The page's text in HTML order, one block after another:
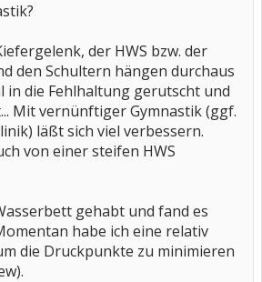
der HWS bzw. der
den Schultern hängen durchaus
in die Fehlhaltung gerutscht und
Mit vernünftiger Gymnastik (ggf.
läßt sich viel verbessern.
von einer steifen HWS
gehabt und fand es
habe ich eine relativ
die Druckpunkte zu minimieren